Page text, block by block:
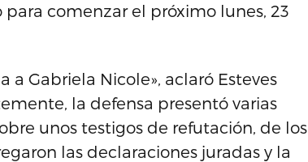
comenzar el próximo lunes, 23
a Gabriela Nicole», aclaró Esteves
la defensa presentó varias
unos testigos de refutación, de los
las declaraciones juradas y la